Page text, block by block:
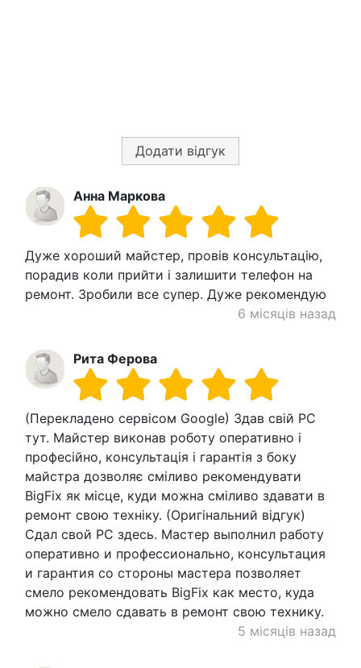
Додати відгук
Анна Маркова
Дуже хороший майстер, провів консультацію,
порадив коли прийти і залишити телефон на
ремонт. Зробили все супер. Дуже рекомендую
6 місяців назад
Рита Ферова
(Перекладено сервісом Google) Здав свій PC
тут. Майстер виконав роботу оперативно і
професійно, консультація і гарантія з боку
майстра дозволяє сміливо рекомендувати
BigFix як місце, куди можна сміливо здавати в
ремонт свою техніку. (Оригінальний відгук)
Сдал свой PC здесь. Мастер выполнил работу
оперативно и профессионально, консультация
и гарантия со стороны мастера позволяет
смело рекомендовать BigFix как место, куда
можно смело сдавать в ремонт свою технику.
5 місяців назад